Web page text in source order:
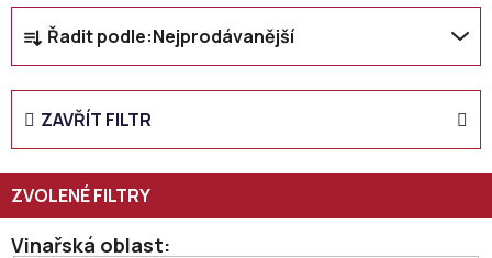
Ř
a
z
n
p
r
o
Řadit podle:Nejprodávanější
ZAVŘÍT FILTR
Vinařská oblast